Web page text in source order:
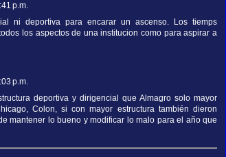
p.m.
ni deportiva para encarar un ascenso. Los tiemps
los aspectos de una institucion como para aspirar a
p.m.
deportiva y dirigencial que Almagro solo mayor
Colon, si con mayor estructura también dieron
mantener lo bueno y modificar lo malo para el año que